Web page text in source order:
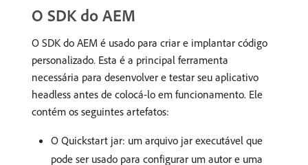
O SDK do AEM
O SDK do AEM é usado para criar e implantar código
personalizado. Esta é a principal ferramenta
necessária para desenvolver e testar seu aplicativo
headless antes de colocá-lo em funcionamento. Ele
contém os seguintes artefatos:
O Quickstart jar: um arquivo jar executável que
pode ser usado para configurar um autor e uma